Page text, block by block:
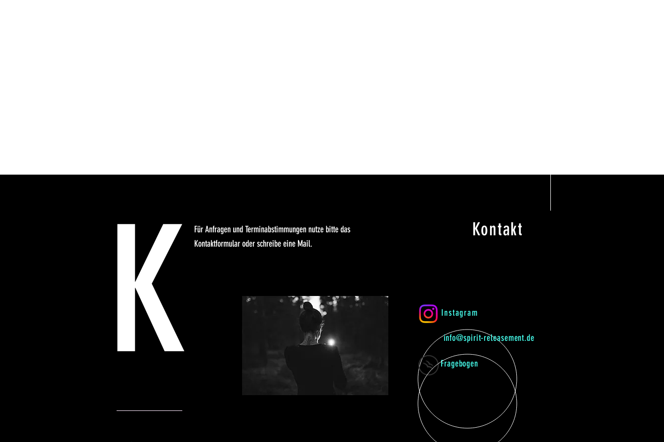
K Kontakt
Für Anfragen und Terminabstimmungen nutze bitte das
Kontaktformular oder schreibe eine Mail.
Instagram
info@spirit-releasement.de
Fragebogen